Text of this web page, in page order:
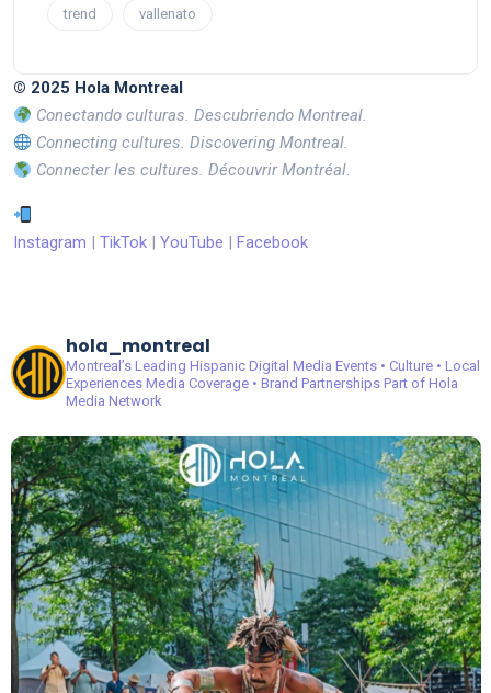
trend vallenato
© 2025 Hola Montreal
Conectando culturas. Descubriendo Montreal.
Connecting cultures. Discovering Montreal.
Connecter les cultures. Découvrir Montréal.
Instagram TikTok YouTube Facebook
hola_montreal
Montreal’s Leading Hispanic Digital Media Events • Culture • Local
ExperiencesMedia Coverage • Brand PartnershipsPart of Hola
Media Network